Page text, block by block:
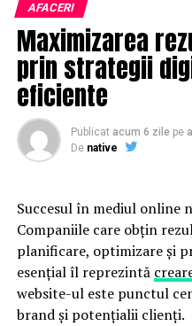
Organizatorii care doresc
eveniment cu acces
promovare din partea
Adresa de contact este
AFACERI
Maximizarea
prin strategii
eficiente
Publicat acum 6 zile pe
De native
Succesul în mediul online
Companiile care obțin
planificare, optimizare și
esențial îl reprezintă
website-ul este punctul
brand și potențialii clienți.